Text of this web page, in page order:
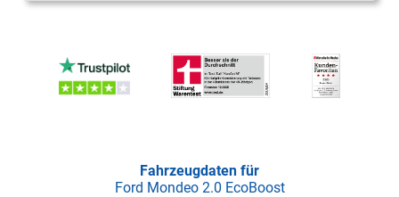
Fahrzeugdaten für
Ford Mondeo 2.0 EcoBoost